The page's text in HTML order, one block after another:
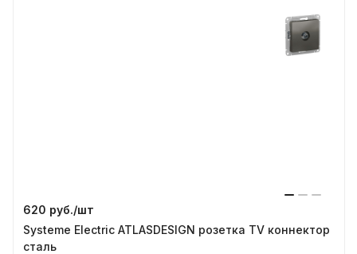
620 руб./шт
Systeme Electric ATLASDESIGN розетка TV коннектор
сталь